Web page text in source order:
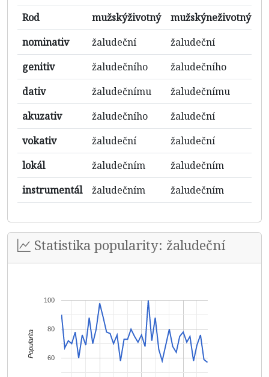
Rod
mužskýživotný mužskýneživotný
nominativ
žaludeční žaludeční
genitiv
žaludečního žaludečního
dativ
žaludečnímu žaludečnímu
akuzativ
žaludečního žaludeční
vokativ
žaludeční žaludeční
lokál
žaludečním žaludečním
instrumentál
žaludečním žaludečním
Statistika popularity: žaludeční
60
80
100
Popularita